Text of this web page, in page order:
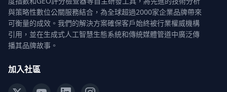
與策略性數位公關服務結合，為全球超過2000家企業品牌帶來
可衡量的成效。我們的解決方案確保客戶始終被行業權威機構
引用，並在生成式人工智慧生態系統和傳統媒體管道中廣泛傳
播其品牌故事。
加入社區